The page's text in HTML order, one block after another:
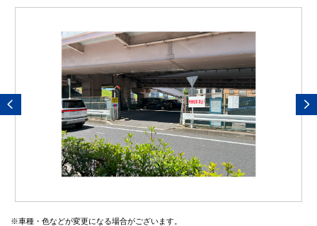
※車種・色などが変更になる場合がございます。